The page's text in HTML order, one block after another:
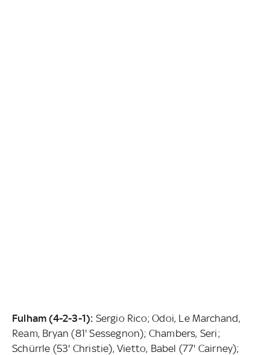
Fulham (4-2-3-1): Sergio Rico; Odoi, Le Marchand,
Ream, Bryan (81' Sessegnon); Chambers, Seri;
Schürrle (53' Christie), Vietto, Babel (77' Cairney);